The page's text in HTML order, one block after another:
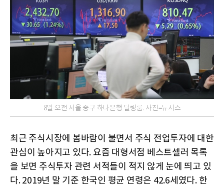
8일 오전 서울 중구 하나은행 딜링룸. 사진=뉴시스
최근 주식시장에 봄바람이 불면서 주식 전업투자에 대한
관심이 높아지고 있다. 요즘 대형서점 베스트셀러 목록
을 보면 주식투자 관련 서적들이 적지 않게 눈에 띄고 있
다. 2019년 말 기준 한국인 평균 연령은 42.6세였다. 한